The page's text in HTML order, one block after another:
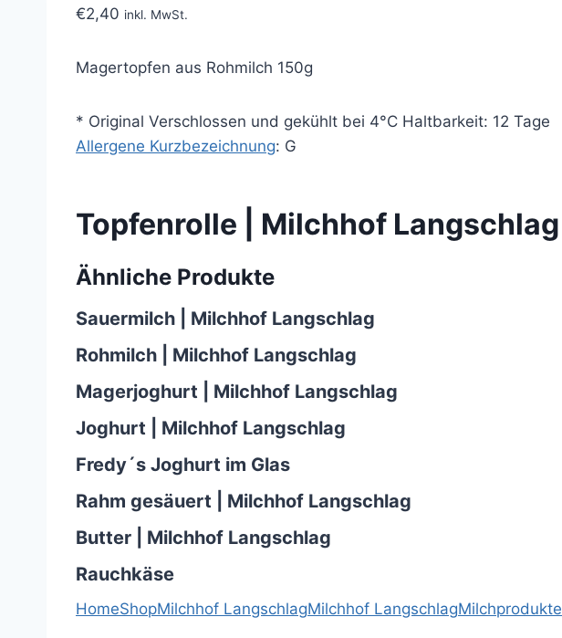
€2,40 inkl. MwSt.
Magertopfen aus Rohmilch 150g
* Original Verschlossen und gekühlt bei 4°C Haltbarkeit: 12 Tage
Allergene Kurzbezeichnung: G
Topfenrolle | Milchhof Langschlag
Ähnliche Produkte
Sauermilch | Milchhof Langschlag
Rohmilch | Milchhof Langschlag
Magerjoghurt | Milchhof Langschlag
Joghurt | Milchhof Langschlag
Fredy´s Joghurt im Glas
Rahm gesäuert | Milchhof Langschlag
Butter | Milchhof Langschlag
Rauchkäse
HomeShopMilchhof LangschlagMilchhof LangschlagMilchprodukte